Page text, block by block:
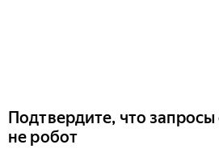
Подтвердите, что
не робот